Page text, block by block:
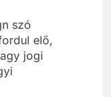
szó
elő,
jogi